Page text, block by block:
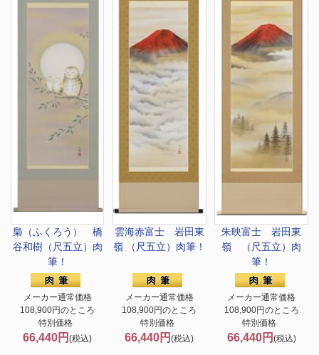
梟（ふくろう） 橋
谷和樹（尺五立）肉
筆！
メーカー通常価格
108,900円のところ
特別価格
66,440円(税込)
雲海赤富士 岩田東
嶺 （尺五立）肉筆！
メーカー通常価格
108,900円のところ
特別価格
66,440円(税込)
朱映富士 岩田東
嶺 （尺五立）肉
筆！
メーカー通常価格
108,900円のところ
特別価格
66,440円 (税込)